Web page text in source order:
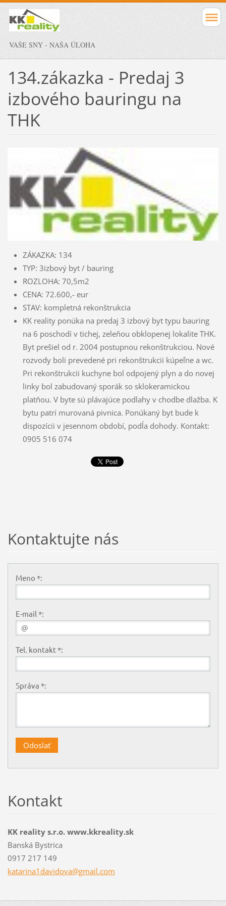
VAŠE SNY - NAŠA ÚLOHA
134.zákazka - Predaj 3
izbového bauringu na
THK
ZÁKAZKA: 134
TYP: 3izbový byt / bauring
ROZLOHA: 70,5m2
CENA: 72.600,- eur
STAV: kompletná rekonštrukcia
KK reality ponúka na predaj 3 izbový byt typu bauring
na 6 poschodí v tichej, zeleňou obklopenej lokalite THK.
Byt prešiel od r. 2004 postupnou rekonštrukciou. Nové
rozvody boli prevedené pri rekonštrukcii kúpeľne a wc.
Pri rekonštrukcii kuchyne bol odpojený plyn a do novej
linky bol zabudovaný sporák so sklokeramickou
platňou. V byte sú plávajúce podlahy v chodbe dlažba. K
bytu patrí murovaná pivnica. Ponúkaný byt bude k
dispozícii v jesennom období, podĺa dohody. Kontakt:
0905 516 074
Kontaktujte nás
Meno *:
E-mail *:
Tel. kontakt *:
Správa *:
Kontakt
KK reality s.r.o. www.kkreality.sk
Banská Bystrica
0917 217 149
katarina1davidova@gmail.com